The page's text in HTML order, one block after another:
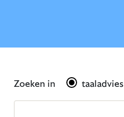
Gerelateerd
Zoeken in taaladvies
Zoekveld